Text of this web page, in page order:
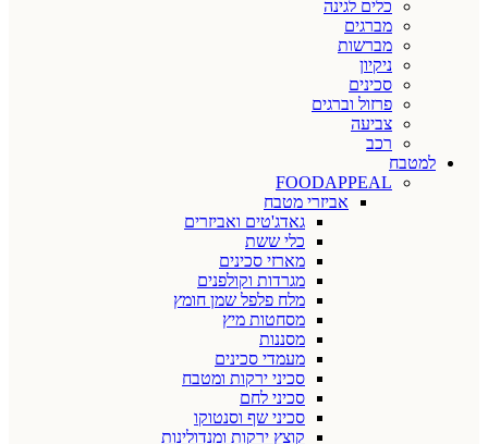
כלים לגינה
מברגים
מברשות
ניקיון
סכינים
פרזול וברגים
צביעה
רכב
למטבח
FOODAPPEAL
אביזרי מטבח
גאדג'טים ואביזרים
כלי ששת
מארזי סכינים
מגרדות וקולפנים
מלח פלפל שמן חומץ
מסחטות מיץ
מסננות
מעמדי סכינים
סכיני ירקות ומטבח
סכיני לחם
סכיני שף וסנטוקו
קוצץ ירקות ומנדולינות